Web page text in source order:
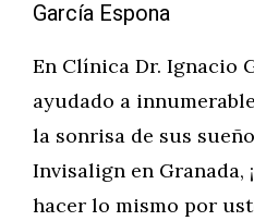
García Espona
En Clínica Dr. Ignacio
ayudado a
la sonrisa de sus
Invisalign en Granada,
hacer lo mismo por